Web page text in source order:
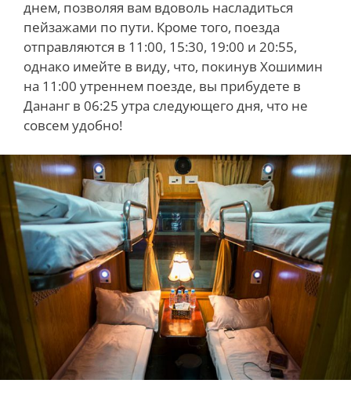
днем, позволяя вам вдоволь насладиться
пейзажами по пути. Кроме того, поезда
отправляются в 11:00, 15:30, 19:00 и 20:55,
однако имейте в виду, что, покинув Хошимин
на 11:00 утреннем поезде, вы прибудете в
Дананг в 06:25 утра следующего дня, что не
совсем удобно!